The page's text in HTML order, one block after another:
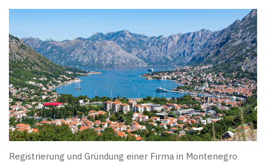
Registrierung und Gründung einer Firma in Montenegro